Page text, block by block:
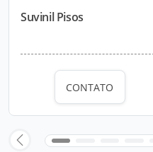
Suvinil Pisos
CONTATO